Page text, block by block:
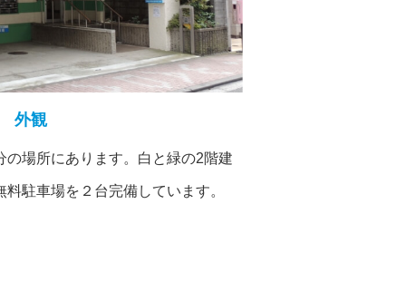
外観
の場所にあります。白と緑の2階建
駐車場を２台完備しています。